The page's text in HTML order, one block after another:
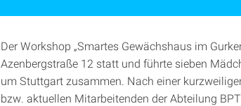
Der Workshop „Smartes Gewächshaus im
Azenbergstraße 12 statt und führte sieben
um Stuttgart zusammen. Nach einer
bzw. aktuellen Mitarbeitenden der Abteilung